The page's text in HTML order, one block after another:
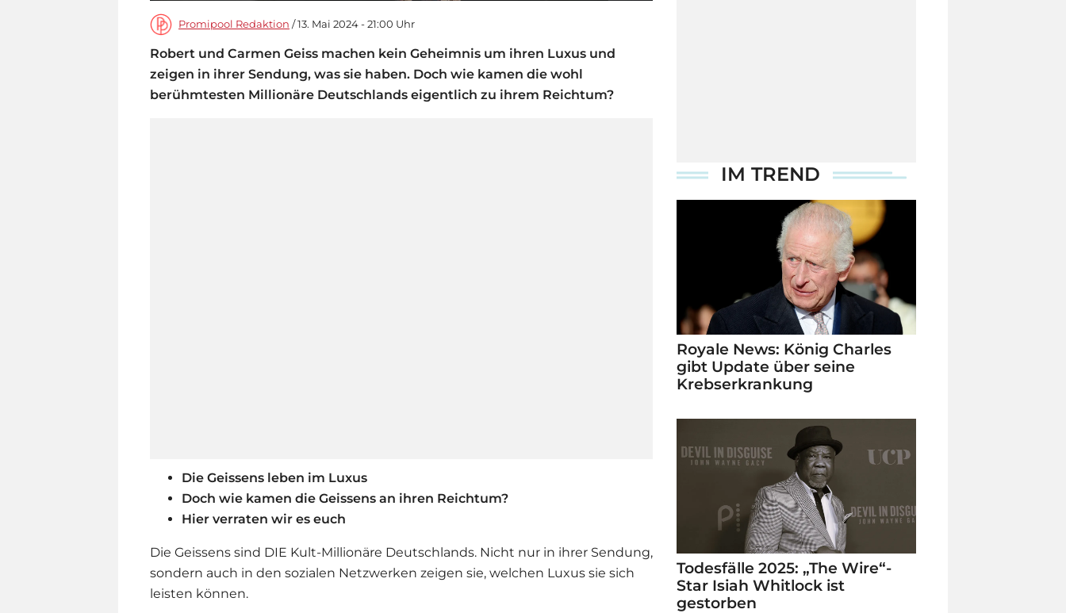
Promipool Redaktion / 13. Mai 2024 - 21:00 Uhr
Robert und Carmen Geiss machen kein Geheimnis um ihren Luxus und
zeigen in ihrer Sendung, was sie haben. Doch wie kamen die wohl
berühmtesten Millionäre Deutschlands eigentlich zu ihrem Reichtum?
Die Geissens leben im Luxus
Doch wie kamen die Geissens an ihren Reichtum?
Hier verraten wir es euch
Die Geissens sind DIE Kult-Millionäre Deutschlands. Nicht nur in ihrer Sendung,
sondern auch in den sozialen Netzwerken zeigen sie, welchen Luxus sie sich
leisten können.
IM TREND
Royale News: König Charles
gibt Update über seine
Krebserkrankung
Todesfälle 2025: „The Wire“-
Star Isiah Whitlock ist
gestorben